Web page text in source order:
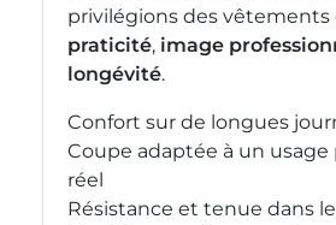
privilégions des vêtements
praticité, image
longévité.
Confort sur de longues
Coupe adaptée à un usage
réel
Résistance et tenue dans